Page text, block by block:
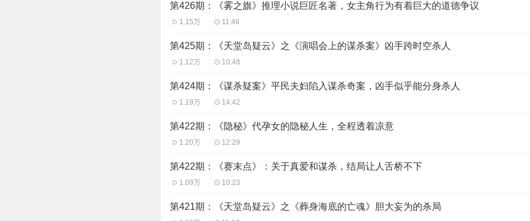
第426期：《雾之旗》推理小说巨匠名著，女主角行为有着巨大的道德争议
1.15万 11:46
第425期：《天堂岛疑云》之《演唱会上的谋杀案》凶手跨时空杀人
1.12万 10:48
第424期：《谋杀疑案》平民夫妇陷入谋杀奇案，凶手似乎能分身杀人
1.19万 14:42
第422期：《隐秘》代孕女的隐秘人生，全程透着凉意
1.20万 12:29
第422期：《赛末点》：关于真爱和谋杀，结局让人舌桥不下
1.09万 10:23
第421期：《天堂岛疑云》之《葬身海底的亡魂》胆大妄为的杀局